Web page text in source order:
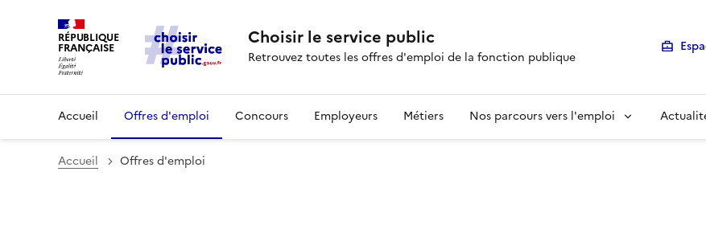
RÉPUBLIQUE
FRANÇAISE Choisir le service public
Retrouvez toutes les offres d'emploi de la fonction publique
Accueil Offres d'emploi Concours Employeurs Métiers Nos parcours vers l'emploi
Accueil Offres d'emploi